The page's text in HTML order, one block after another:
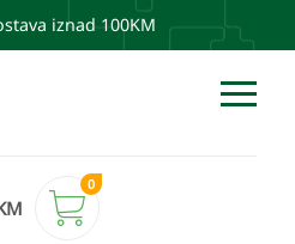
iznad 100KM
0